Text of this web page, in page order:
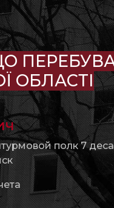
ОБЛАСТІ
полк 7